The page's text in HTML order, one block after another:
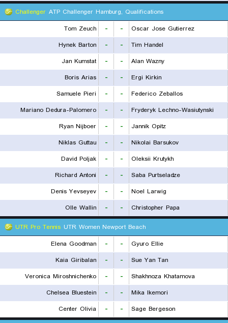
Challenger ATP Challenger Hamburg, Qualifications
Tom Zeuch
- -
Oscar Jose Gutierrez
Hynek Barton
- -
Tim Handel
Jan Kumstat
- -
Alan Wazny
Boris Arias
- -
Ergi Kirkin
Samuele Pieri
- -
Federico Zeballos
Mariano Dedura-Palomero
- -
Fryderyk Lechno-Wasiutynski
Ryan Nijboer
- -
Jannik Opitz
Niklas Guttau
- -
Nikolai Barsukov
David Poljak
- -
Oleksii Krutykh
Richard Antoni
- -
Saba Purtseladze
Denis Yevseyev
- -
Noel Larwig
Olle Wallin
- -
Christopher Papa
UTR Pro Tennis UTR Women Newport Beach
Elena Goodman
- -
Gyuro Ellie
Kaia Giribalan
- -
Sue Yan Tan
Veronica Miroshnichenko
- -
Shakhnoza Khatamova
Chelsea Bluestein
- -
Mika Ikemori
Center Olivia
- -
Sage Bergeson